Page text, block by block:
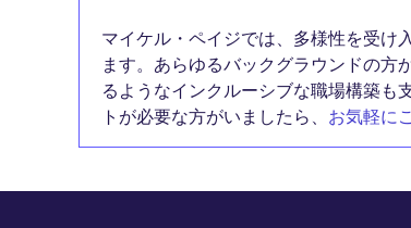
マイケル・ペイジでは、多様性を受け
ます。あらゆるバックグラウンドの方
るようなインクルーシブな職場構築も
トが必要な方がいましたら、 お気軽に